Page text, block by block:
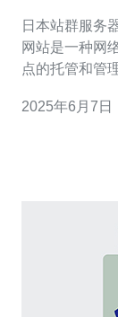
日本站群服务器网
网站是一种网
点的托管和管
日本站群服务
2025年6月7日